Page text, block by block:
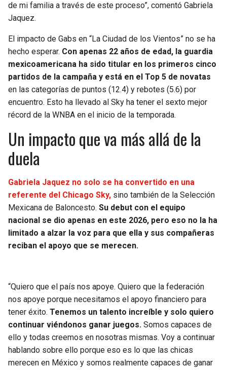
de mi familia a través de este proceso”, comentó Gabriela
Jaquez.
El impacto de Gabs en “La Ciudad de los Vientos” no se ha
hecho esperar. Con apenas 22 años de edad, la guardia
mexicoamericana ha sido titular en los primeros cinco
partidos de la campaña y está en el Top 5 de novatas
en las categorías de puntos (12.4) y rebotes (5.6) por
encuentro. Esto ha llevado al Sky ha tener el sexto mejor
récord de la WNBA en el inicio de la temporada.
Un impacto que va más allá de la
duela
Gabriela Jaquez no solo se ha convertido en una
referente del Chicago Sky, sino también de la Selección
Mexicana de Baloncesto. Su debut con el equipo
nacional se dio apenas en este 2026, pero eso no la ha
limitado a alzar la voz para que ella y sus compañeras
reciban el apoyo que se merecen.
“Quiero que el país nos apoye. Quiero que la federación
nos apoye porque necesitamos el apoyo financiero para
tener éxito. Tenemos un talento increíble y solo quiero
continuar viéndonos ganar juegos. Somos capaces de
ello y todas creemos en nosotras mismas. Voy a continuar
hablando sobre ello porque eso es lo que las chicas
merecen en México y somos realmente capaces de ganar